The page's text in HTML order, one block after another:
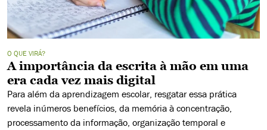
O QUE VIRÁ?
A importância da escrita à mão em uma
era cada vez mais digital
Para além da aprendizagem escolar, resgatar essa prática
revela inúmeros benefícios, da memória à concentração,
processamento da informação, organização temporal e